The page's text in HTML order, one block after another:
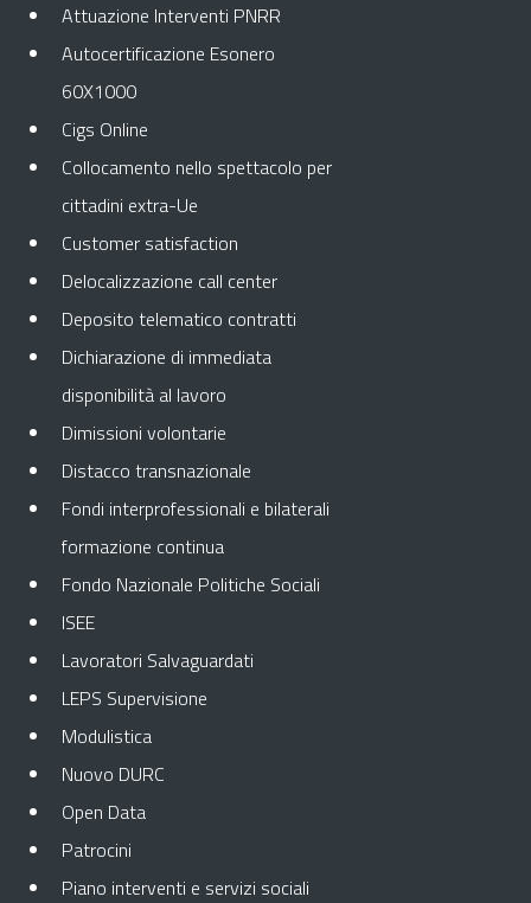
Attuazione Interventi PNRR
Autocertificazione Esonero
60X1000
Cigs Online
Collocamento nello spettacolo per
cittadini extra-Ue
Customer satisfaction
Delocalizzazione call center
Deposito telematico contratti
Dichiarazione di immediata
disponibilità al lavoro
Dimissioni volontarie
Distacco transnazionale
Fondi interprofessionali e bilaterali
formazione continua
Fondo Nazionale Politiche Sociali
ISEE
Lavoratori Salvaguardati
LEPS Supervisione
Modulistica
Nuovo DURC
Open Data
Patrocini
Piano interventi e servizi sociali